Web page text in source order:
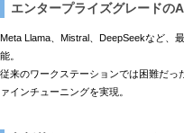
エンタープライズグレードの
Meta Llama、Mistral、DeepSeekなど、
能。
従来のワークステーションでは困難だっ
ァインチューニングを実現。